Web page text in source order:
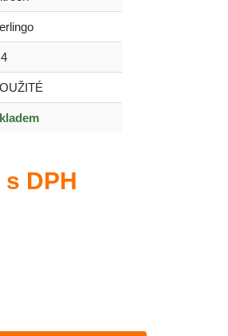
DPH